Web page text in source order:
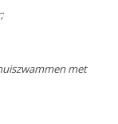
met